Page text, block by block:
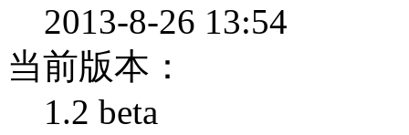
2013-8-26 13:54
当前版本：
1.2 beta